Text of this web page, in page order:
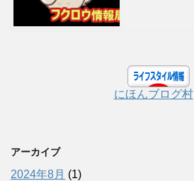
にほんブログ村
アーカイブ
2024年8月 (1)